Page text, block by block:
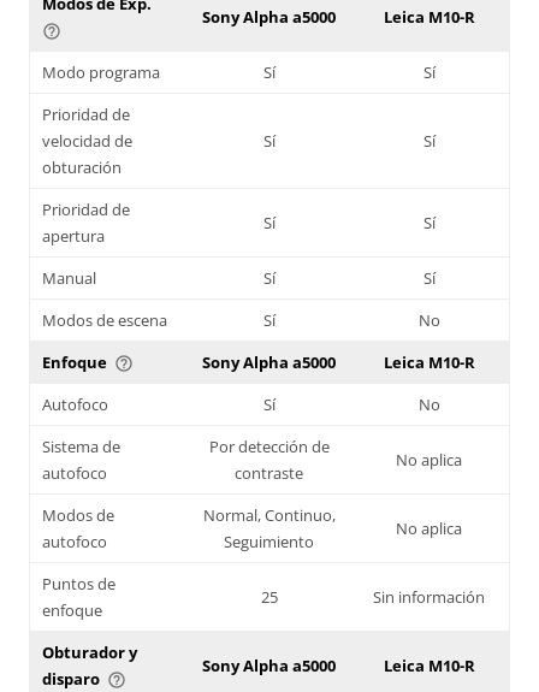
help_outline
Sony Alpha a5000 Leica M10-R
Modo programa Sí
Sí
Prioridad de
velocidad de
obturación
Sí Sí
Prioridad de
apertura
Sí Sí
Manual Sí
Sí
Modos de escena
Sí
No
Enfoque help_outline Sony Alpha a5000
Leica M10-R
Autofoco
Sí
No
Sistema de
autofoco
Por detección de
contraste
No aplica
Modos de
autofoco
Normal, Continuo,
Seguimiento
No aplica
Puntos de
enfoque
25 Sin información
Obturador y
disparo help_outline
Sony Alpha a5000 Leica M10-R